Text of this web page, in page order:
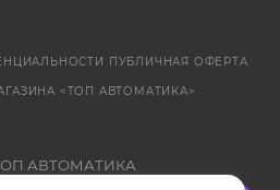
ПУБЛИЧНАЯ ОФЕРТА
<ТОП АВТОМАТИКА>
АВТОМАТИКА